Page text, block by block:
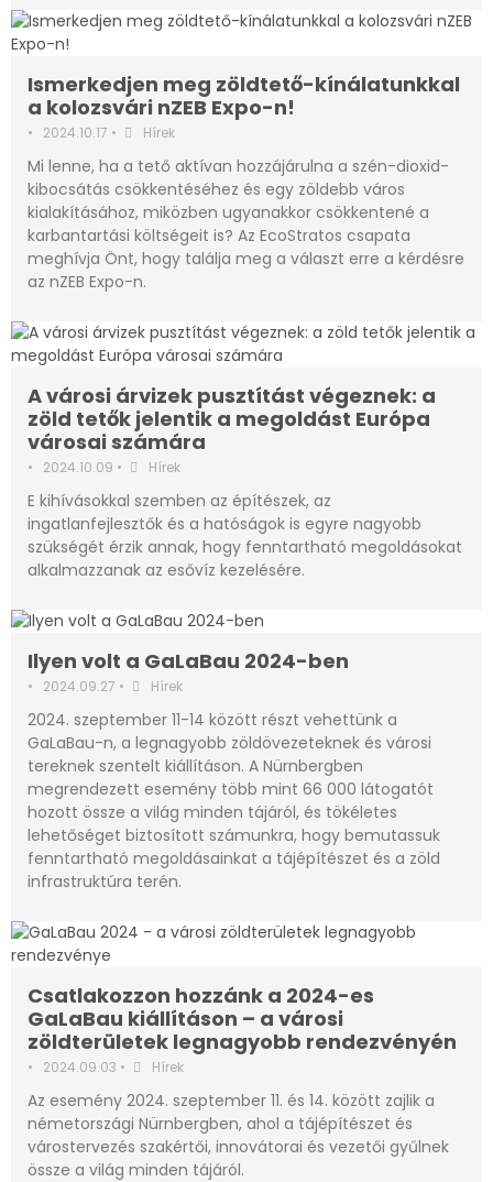
Ismerkedjen meg zöldtető-kínálatunkkal
a kolozsvári nZEB Expo-n!
• 2024.10.17 • Hírek
Mi lenne, ha a tető aktívan hozzájárulna a szén-dioxid-
kibocsátás csökkentéséhez és egy zöldebb város
kialakításához, miközben ugyanakkor csökkentené a
karbantartási költségeit is? Az EcoStratos csapata
meghívja Önt, hogy találja meg a választ erre a kérdésre
az nZEB Expo-n.
A városi árvizek pusztítást végeznek: a
zöld tetők jelentik a megoldást Európa
városai számára
• 2024.10.09 • Hírek
E kihívásokkal szemben az építészek, az
ingatlanfejlesztők és a hatóságok is egyre nagyobb
szükségét érzik annak, hogy fenntartható megoldásokat
alkalmazzanak az esővíz kezelésére.
Ilyen volt a GaLaBau 2024-ben
• 2024.09.27 • Hírek
2024. szeptember 11-14 között részt vehettünk a
GaLaBau-n, a legnagyobb zöldövezeteknek és városi
tereknek szentelt kiállításon. A Nürnbergben
megrendezett esemény több mint 66 000 látogatót
hozott össze a világ minden tájáról, és tökéletes
lehetőséget biztosított számunkra, hogy bemutassuk
fenntartható megoldásainkat a tájépítészet és a zöld
infrastruktúra terén.
Csatlakozzon hozzánk a 2024-es
GaLaBau kiállításon – a városi
zöldterületek legnagyobb rendezvényén
• 2024.09.03 • Hírek
Az esemény 2024. szeptember 11. és 14. között zajlik a
németországi Nürnbergben, ahol a tájépítészet és
várostervezés szakértői, innovátorai és vezetői gyűlnek
össze a világ minden tájáról.